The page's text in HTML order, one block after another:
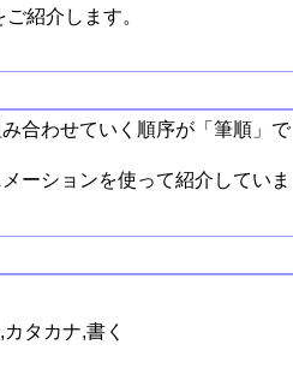
紹介します。
合わせていく順序が「筆順」で
ーションを使って紹介していま
タカナ,書く